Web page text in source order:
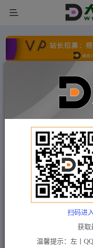
点击开通分站+
文字广告火爆招租
文字广告火爆招租
付费项目 福缘网
跨境电商-广告开启
优化法，用数据驱动
付费资源
扫码进
获取
温馨提示：左丨